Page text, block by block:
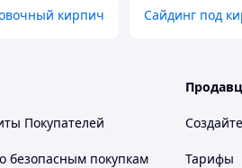
праву считаются одними из
уникальный материал за
изделий для строительства.
Основной отличительной
постройки несущих конструкций.
кирпич Сайдинг под
Покупателей
безопасным покупкам Тарифы